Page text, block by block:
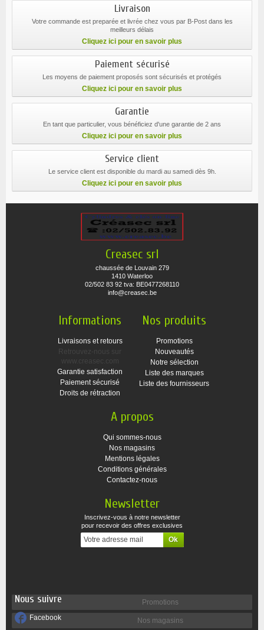
Livraison
Votre commande est preparée et livrée chez vous par B-Post dans les
meilleurs délais
Cliquez ici pour en savoir plus
Paiement sécurisé
Les moyens de paiement proposés sont sécurisés et protégés
Cliquez ici pour en savoir plus
Garantie
En tant que particulier, vous bénéficiez d'une garantie de 2 ans
Cliquez ici pour en savoir plus
Service client
Le service client est disponible du mardi au samedi dès 9h.
Cliquez ici pour en savoir plus
Creasec srl
chaussée de Louvain 279
1410 Waterloo
02/502 83 92 tva: BE0477268110
info@creasec.be
Informations
Livraisons et retours
Retrouvez-nous sur
www.creasec.com
Garantie satisfaction
Paiement sécurisé
Droits de rétraction
Nos produits
Promotions
Nouveautés
Notre sélection
Liste des marques
Liste des fournisseurs
A propos
Qui sommes-nous
Nos magasins
Mentions légales
Conditions générales
Contactez-nous
Newsletter
Inscrivez-vous à notre newsletter
pour recevoir des offres exclusives
Nous suivre
Facebook
Promotions
Nos magasins